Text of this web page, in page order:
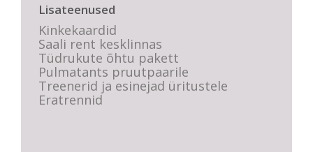
Lisateenused
Kinkekaardid
Saali rent kesklinnas
Tüdrukute õhtu pakett
Pulmatants pruutpaarile
Treenerid ja esinejad üritustele
Eratrennid